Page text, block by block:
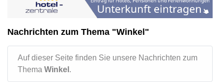
Nachrichten zum Thema "Winkel"
Auf dieser Seite finden Sie unsere Nachrichten zum
Thema Winkel .